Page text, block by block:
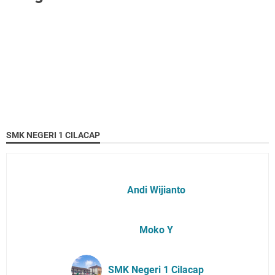
SMK NEGERI 1 CILACAP
Andi Wijianto
Moko Y
SMK Negeri 1 Cilacap